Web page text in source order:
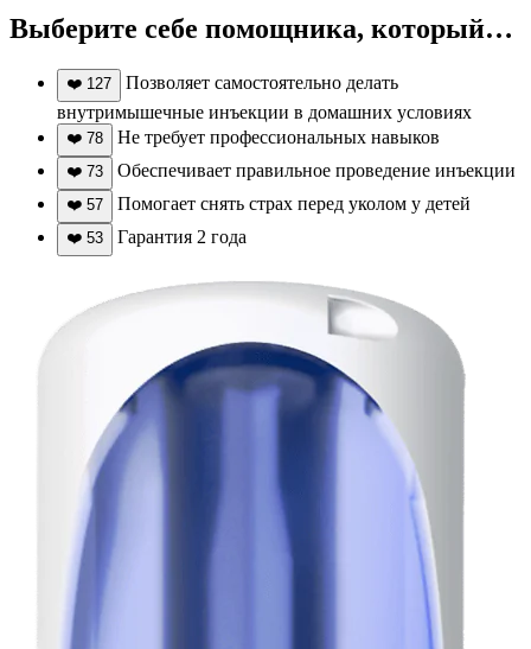
Выберите себе помощника, который…
❤️ 127
Позволяет самостоятельно делать
внутримышечные инъекции в домашних условиях
❤️ 78 Не требует профессиональных навыков
❤️ 73 Обеспечивает правильное проведение инъекции
❤️ 57 Помогает снять страх перед уколом у детей
❤️ 53 Гарантия 2 года